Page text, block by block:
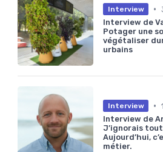
Interview •
Interview de
Potager une
végétaliser
urbains
Interview •
Interview de
J’ignorais tout
Aujourd’hui,
métier.